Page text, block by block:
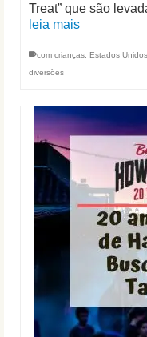
Treat” que são
leia mais
com crianças Estados Unidos
diversões